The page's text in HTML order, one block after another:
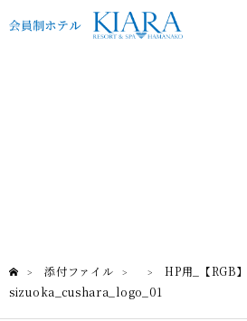
> 添付ファイル > >
HP用_【RGB】
sizuoka_cushara_logo_01